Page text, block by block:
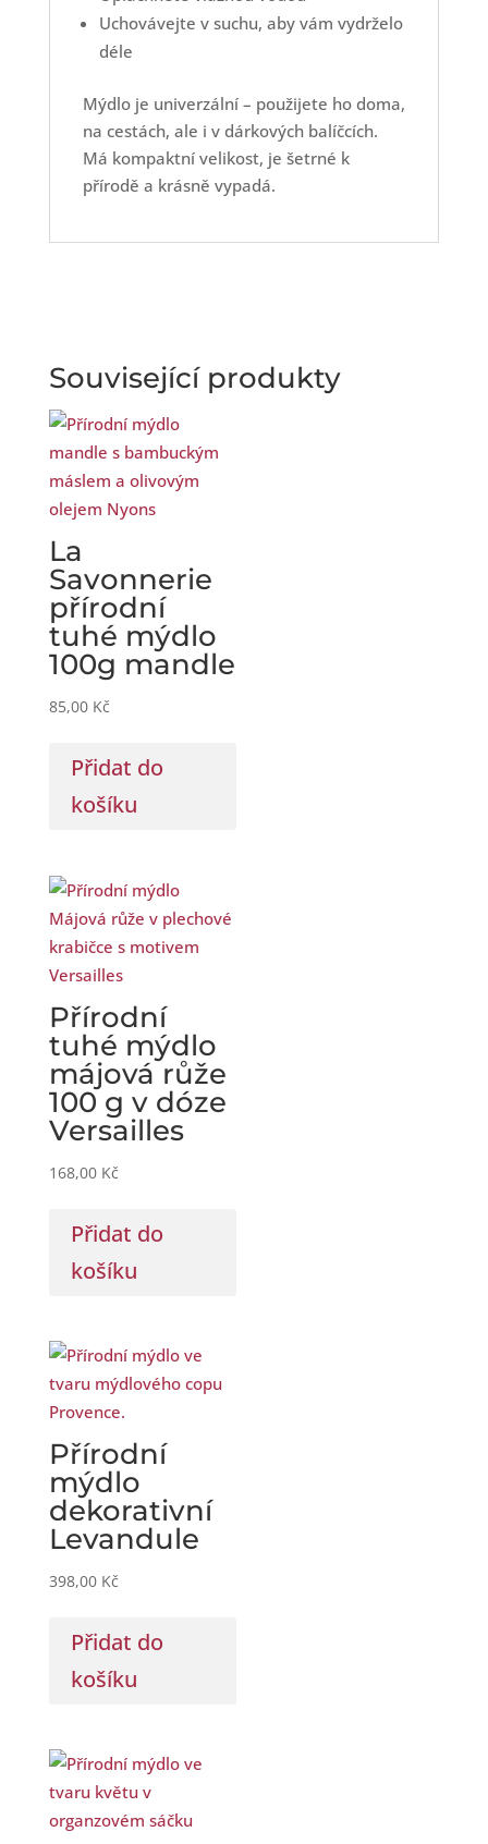
Uchovávejte v suchu, aby vám vydrželo
déle
Mýdlo je univerzální – použijete ho doma,
na cestách, ale i v dárkových balíčcích.
Má kompaktní velikost, je šetrné k
přírodě a krásně vypadá.
Související produkty
La
Savonnerie
přírodní
tuhé mýdlo
100g mandle
85,00 Kč
Přidat do
košíku
Přírodní
tuhé mýdlo
májová růže
100 g v dóze
Versailles
168,00 Kč
Přidat do
košíku
Přírodní
mýdlo
dekorativní
Levandule
398,00 Kč
Přidat do
košíku